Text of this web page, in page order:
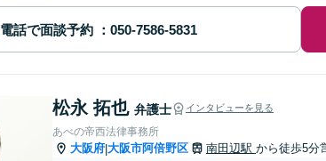
電話で面談予約
松永 拓也 弁護士 インタビューを見る
あべの帝西法律事務所
大阪府|大阪市阿倍野区 南田辺駅 から徒歩5分